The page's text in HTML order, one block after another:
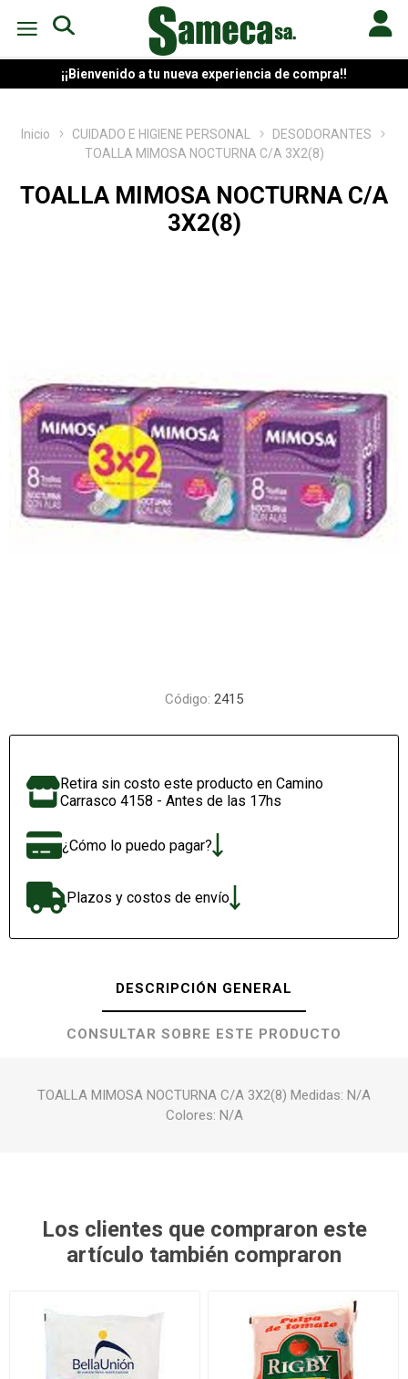
¡¡Bienvenido a tu nueva experiencia de compra!!
Inicio CUIDADO E HIGIENE PERSONAL
DESODORANTES
TOALLA MIMOSA NOCTURNA C/A 3X2(8)
TOALLA MIMOSA NOCTURNA C/A
3X2(8)
Código: 2415
Retira sin costo este producto en Camino
Carrasco 4158 - Antes de las 17hs
¿Cómo lo puedo pagar?
Plazos y costos de envío
DESCRIPCIÓN GENERAL
CONSULTAR SOBRE ESTE PRODUCTO
TOALLA MIMOSA NOCTURNA C/A 3X2(8) Medidas: N/A
Colores: N/A
Los clientes que compraron este
artículo también compraron